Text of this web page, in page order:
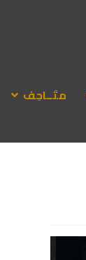
متَــاحِف